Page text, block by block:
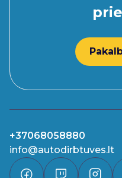
+37068058880
info@autodirbtuves.lt